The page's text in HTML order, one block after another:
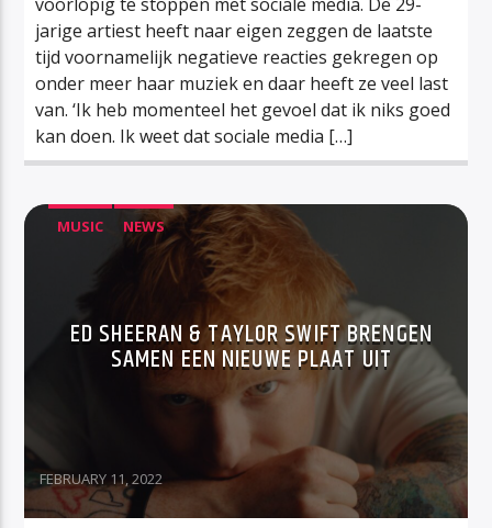
jarige artiest heeft naar eigen zeggen de laatste
tijd voornamelijk negatieve reacties gekregen op
onder meer haar muziek en daar heeft ze veel last
van. ‘Ik heb momenteel het gevoel dat ik niks goed
kan doen. Ik weet dat sociale media […]
MUSIC NEWS
ED SHEERAN & TAYLOR SWIFT BRENGEN
SAMEN EEN NIEUWE PLAAT UIT
FEBRUARY 11, 2022